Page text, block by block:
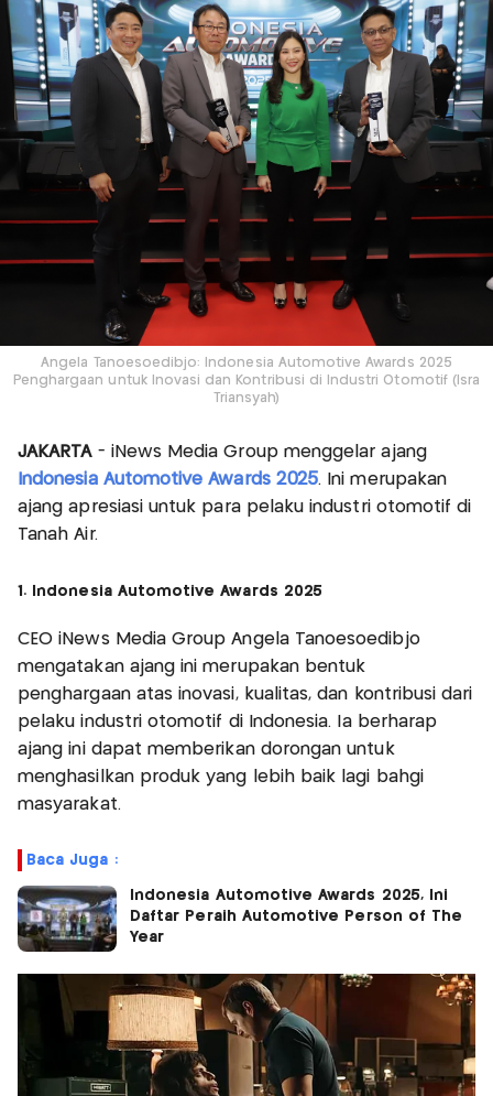
Angela Tanoesoedibjo: Indonesia Automotive Awards 2025
Penghargaan untuk Inovasi dan Kontribusi di Industri Otomotif (Isra
Triansyah)
JAKARTA- iNews Media Group menggelar ajang
Indonesia Automotive Awards 2025. Ini merupakan
ajang apresiasi untuk para pelaku industri otomotif di
Tanah Air.
1. Indonesia Automotive Awards 2025
CEO iNews Media Group Angela Tanoesoedibjo
mengatakan ajang ini merupakan bentuk
penghargaan atas inovasi, kualitas, dan kontribusi dari
pelaku industri otomotif di Indonesia. Ia berharap
ajang ini dapat memberikan dorongan untuk
menghasilkan produk yang lebih baik lagi bahgi
masyarakat.
Baca Juga :
Indonesia Automotive Awards 2025, Ini
Daftar Peraih Automotive Person of The
Year